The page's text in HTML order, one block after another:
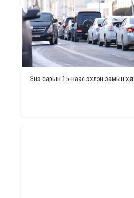
Энэ сарын 15-наас эхлэн замын